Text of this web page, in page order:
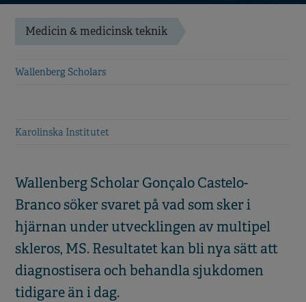
Medicin & medicinsk teknik
Wallenberg Scholars
Karolinska Institutet
Wallenberg Scholar Gonçalo Castelo-
Branco söker svaret på vad som sker i
hjärnan under utvecklingen av multipel
skleros, MS. Resultatet kan bli nya sätt att
diagnostisera och behandla sjukdomen
tidigare än i dag.